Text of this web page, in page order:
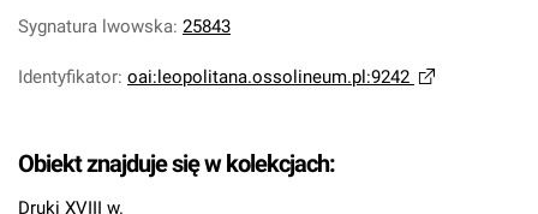
Sygnatura lwowska: 25843
Identyfikator: oai:leopolitana.ossolineum.pl:9242
Obiekt znajduje się w kolekcjach:
Druki XVIII w.